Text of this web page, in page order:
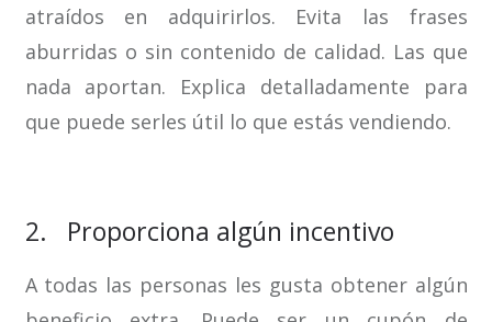
atraídos en adquirirlos. Evita las frases
aburridas o sin contenido de calidad. Las que
nada aportan. Explica detalladamente para
que puede serles útil lo que estás vendiendo.
2. Proporciona algún incentivo
A todas las personas les gusta obtener algún